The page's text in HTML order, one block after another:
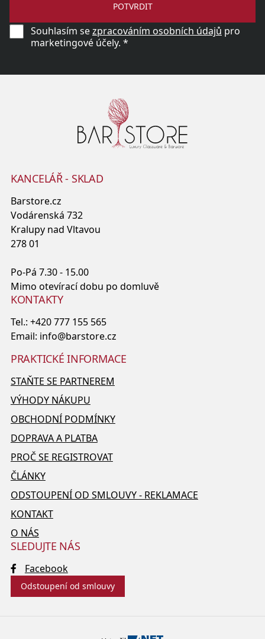
POTVRDIT
Souhlasím sezpracováním osobních údajů pro
marketingové účely. *
KANCELÁŘ - SKLAD
Barstore.cz
Vodárenská 732
Kralupy nad Vltavou
278 01
Po-Pá 7.30 - 15.00
Mimo otevírací dobu po domluvě
KONTAKTY
Tel.: +420 777 155 565
Email: info@barstore.cz
PRAKTICKÉ INFORMACE
STAŇTE SE PARTNEREM
VÝHODY NÁKUPU
OBCHODNÍ PODMÍNKY
DOPRAVA A PLATBA
PROČ SE REGISTROVAT
ČLÁNKY
ODSTOUPENÍ OD SMLOUVY - REKLAMACE
KONTAKT
O NÁS
SLEDUJTE NÁS
Facebook
Odstoupení od smlouvy